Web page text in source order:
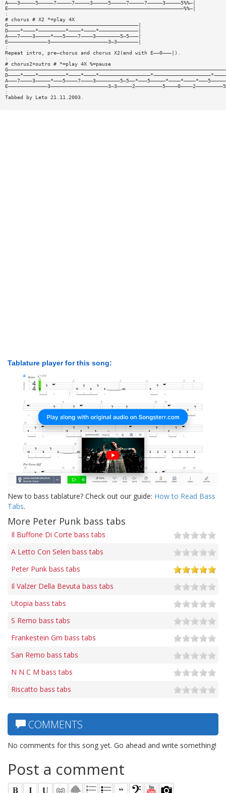
A———3—————5—————7—————7—————3—————5—————7—————7—————3—————5%%—|
E——————————————————————————————————————————————————————————%%—|
:
# chorus # X2 *=play 4X
G———————————————————————————————————————————|
D————*————*—————————*————*————*—————————————|
A———7————3—————*———5————7————3————————5—5———|
E—————————————3———————————————————3—3———————|
:
Repeat intro, pre—chorus and chorus X2(end with E——0———|).
:
# chorus2+outro # *=play 4X %=pause
:
Tabbed by Leto 21.11.2003.
Tablature player for this song:
New to bass tablature? Check out our guide: How to Read Bass
Tabs.
More Peter Punk bass tabs
Il Buffone Di Corte bass tabs
A Letto Con Selen bass tabs
Peter Punk bass tabs
Il Valzer Della Bevuta bass tabs
Utopia bass tabs
S Remo bass tabs
Frankestein Gm bass tabs
San Remo bass tabs
N N C M bass tabs
Riscatto bass tabs
COMMENTS
No comments for this song yet. Go ahead and write something!
Post a comment